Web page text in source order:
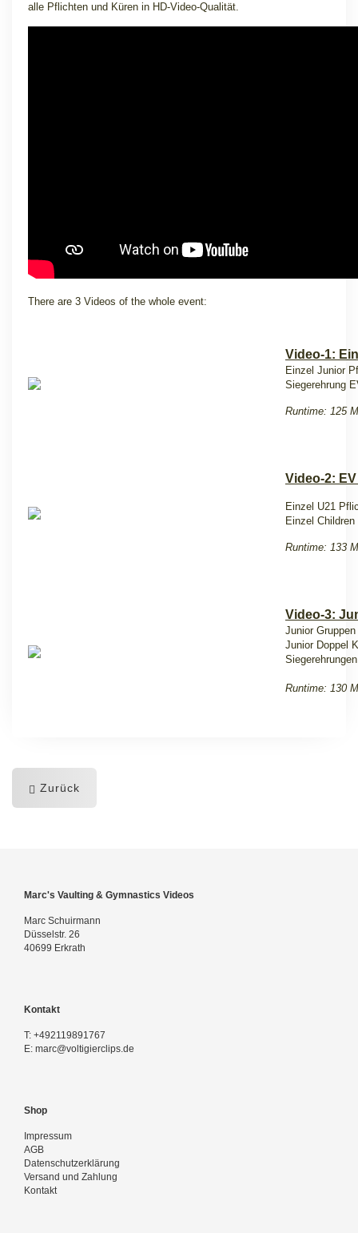
alle Pflichten und Küren in HD-Video-Qualität.
There are 3 Videos of the whole event:
Video-1:
Einzel Junior
Siegerehrung
Runtime: 125
Video-2:
Einzel U21
Einzel
Runtime: 133
Video-3:
Junior
Junior Doppel
Runtime: 130
Zurück
Marc's Vaulting & Gymnastics Videos
Marc Schuirmann
Düsselstr. 26
40699 Erkrath
Kontakt
T: +492119891767
E: marc@voltigierclips.de
Shop
Impressum
AGB
Datenschutzerklärung
Versand und Zahlung
Kontakt